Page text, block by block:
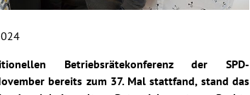
Betriebsrätekonferenz der SPD-
bereits zum 37. Mal stattfand, stand das